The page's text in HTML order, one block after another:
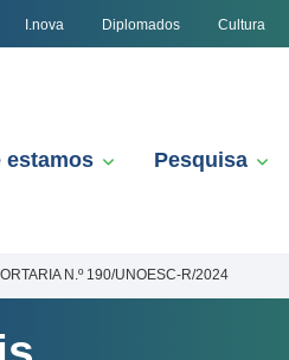
I.nova Diplomados Cultura
estamos Pesquisa
N.º 190/UNOESC-R/2024